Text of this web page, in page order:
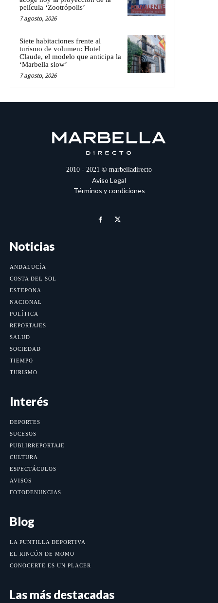
película ‘Zootrópolis’
7 agosto, 2026
Siete habitaciones frente al
turismo de volumen: Hotel
Claude, el modelo que anticipa la
‘Marbella slow’
7 agosto, 2026
2010 - 2021 © marbelladirecto
Aviso Legal
Términos y condiciones
Noticias
ANDALUCÍA
COSTA DEL SOL
ESTEPONA
NACIONAL
POLÍTICA
REPORTAJES
SALUD
SOCIEDAD
TIEMPO
TURISMO
Interés
DEPORTES
SUCESOS
PUBLIRREPORTAJE
CULTURA
ESPECTÁCULOS
AVISOS
FOTODENUNCIAS
Blog
LA PUNTILLA DEPORTIVA
EL RINCÓN DE MOMO
CONOCERTE ES UN PLACER
Las más destacadas